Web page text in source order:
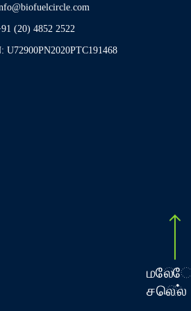
(20) 4852 2522
U72900PN2020PTC191468
மேலே
செல்ல